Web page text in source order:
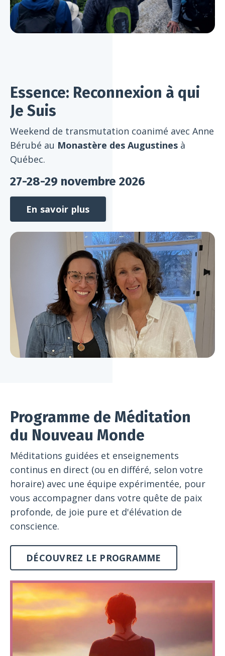
Essence: Reconnexion à qui
Je Suis
Weekend de transmutation coanimé avec Anne
Bérubé au Monastère des Augustines à
Québec.
27-28-29 novembre 2026
En savoir plus
Programme de Méditation
du Nouveau Monde
Méditations guidées et enseignements
continus en direct (ou en différé, selon votre
horaire) avec une équipe expérimentée, pour
vous accompagner dans votre quête de paix
profonde, de joie pure et d'élévation de
conscience.
DÉCOUVREZ LE PROGRAMME